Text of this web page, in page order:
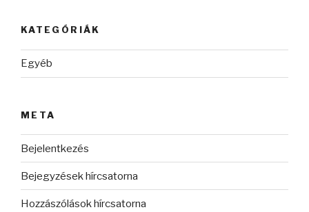
KATEGÓRIÁK
Egyéb
META
Bejelentkezés
Bejegyzések hírcsatorna
Hozzászólások hírcsatorna